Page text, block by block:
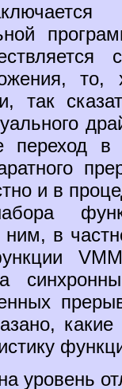
то,
так
в
и в
в
уровень